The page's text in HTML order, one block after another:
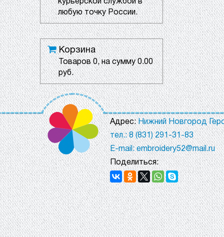
курьерской службой в
любую точку России.
Корзина
Товаров0, на сумму0.00
руб.
Адрес:Нижний Новгород
тел.: 8 (831) 291-31-83
E-mail: embroidery52@mail.ru
Поделиться: